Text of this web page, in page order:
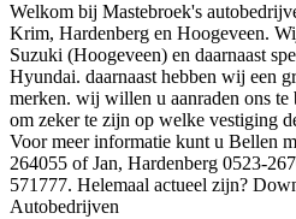
Welkom bij Mastebroek's
Krim, Hardenberg en Hoogeveen.
Suzuki (Hoogeveen) en daarnaast
Hyundai. daarnaast hebben wij een
merken. wij willen u aanraden ons te
om zeker te zijn op welke vestiging
Voor meer informatie kunt u Bellen
264055 of Jan, Hardenberg 0523-
571777. Helemaal actueel zijn?
Autobedrijven